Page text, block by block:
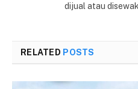
dijual atau
RELATED POSTS